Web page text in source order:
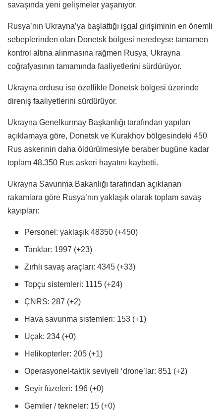
savaşında yeni gelişmeler yaşanıyor.
Rusya’nın Ukrayna’ya başlattığı işgal girişiminin en önemli
sebeplerinden olan Donetsk bölgesi neredeyse tamamen
kontrol altına alınmasına rağmen Rusya, Ukrayna
coğrafyasının tamamında faaliyetlerini sürdürüyor.
Ukrayna ordusu ise özellikle Donetsk bölgesi üzerinde
direniş faaliyetlerini sürdürüyor.
Ukrayna Genelkurmay Başkanlığı tarafından yapılan
açıklamaya göre, Donetsk ve Kurakhov bölgesindeki 450
Rus askerinin daha öldürülmesiyle beraber bugüne kadar
toplam 48.350 Rus askeri hayatını kaybetti.
Ukrayna Savunma Bakanlığı tarafından açıklanan
rakamlara göre Rusya’nın yaklaşık olarak toplam savaş
kayıpları:
Personel: yaklaşık 48350 (+450)
Tanklar: 1997 (+23)
Zırhlı savaş araçları: 4345 (+33)
Topçu sistemleri: 1115 (+24)
ÇNRS: 287 (+2)
Hava savunma sistemleri: 153 (+1)
Uçak: 234 (+0)
Helikopterler: 205 (+1)
Operasyonel-taktik seviyeli ‘drone’lar: 851 (+2)
Seyir füzeleri: 196 (+0)
Gemiler / tekneler: 15 (+0)